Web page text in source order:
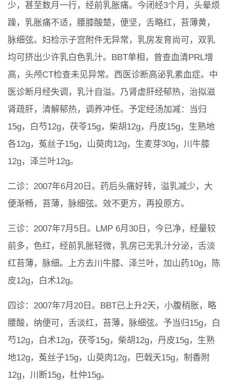
少，甚至数月一行，经前乳胀痛。今闭经3个月，头晕烦
躁，乳胀痛不适，腰膝酸楚，便坚，舌略红，苔薄黄，
脉细弦。妇检示子宫附件无异常，乳房发育尚可，双乳
均可挤出少许乳白色乳汁。BBT单相，曾查血清PRL增
高，头颅CT检查未见异常。西医诊断高泌乳素血症。中
医诊断月经失调，乳汁自溢。乃肾虚肝经郁热，治拟滋
肾疏肝，清解郁热，调养冲任。予定经汤加减：当归
15g，白芍12g，茯苓15g，柴胡12g，丹皮15g，生熟地
各12g，菟丝子15g，山萸肉12g，生麦芽30g，川牛膝
12g，泽兰叶12g。
二诊：2007年6月20日。药后头痛好转，溢乳减少，大
便渐畅，苔薄，脉细弦。效不更方，再投原方。
三诊：2007年7月5日。LMP 6月30日，今已净，经量较
前多，色红，经前乳胀轻微，乳房已无乳汁分泌，舌淡
红苔薄，脉细。上方去川牛膝、泽兰叶，加山药10g，陈
皮12g，白术12g。
四诊：2007年7月20日。BBT已上升2天，小腹稍胀，略
腰酸，纳便可，舌淡红，苔薄，脉细弦。予当归15g，白
芍12g，白术12g，茯苓15g，柴胡12g，丹皮15g，生熟
地12g，菟丝子15g，山萸肉12g，巴戟天15g，制香附
12g，川断15g，杜仲15g。